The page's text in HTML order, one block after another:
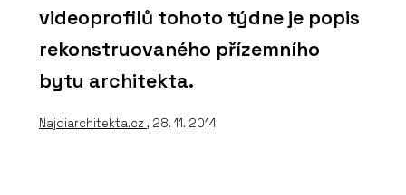
videoprofilů tohoto týdne je popis
rekonstruovaného přízemního
bytu architekta.
Najdiarchitekta.cz , 28. 11. 2014